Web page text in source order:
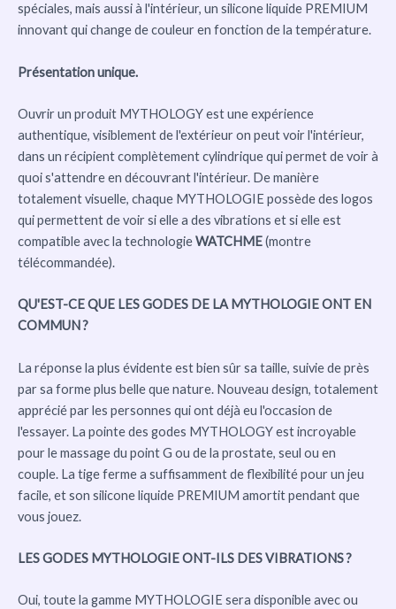
spéciales, mais aussi à l'intérieur, un silicone liquide PREMIUM
innovant qui change de couleur en fonction de la température.
Présentation unique.
Ouvrir un produit MYTHOLOGY est une expérience
authentique, visiblement de l'extérieur on peut voir l'intérieur,
dans un récipient complètement cylindrique qui permet de voir à
quoi s'attendre en découvrant l'intérieur. De manière
totalement visuelle, chaque MYTHOLOGIE possède des logos
qui permettent de voir si elle a des vibrations et si elle est
compatible avec la technologieWATCHME(montre
télécommandée).
QU'EST-CE QUE LES GODES DE LA MYTHOLOGIE ONT EN
COMMUN ?
La réponse la plus évidente est bien sûr sa taille, suivie de près
par sa forme plus belle que nature. Nouveau design, totalement
apprécié par les personnes qui ont déjà eu l'occasion de
l'essayer. La pointe des godes MYTHOLOGY est incroyable
pour le massage du point G ou de la prostate, seul ou en
couple. La tige ferme a suffisamment de flexibilité pour un jeu
facile, et son silicone liquide PREMIUM amortit pendant que
vous jouez.
LES GODES MYTHOLOGIE ONT-ILS DES VIBRATIONS ?
Oui, toute la gamme MYTHOLOGIE sera disponible avec ou